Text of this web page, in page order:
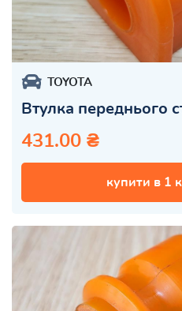
TOYOTA
Втулка переднього
431.00 ₴
купити в 1